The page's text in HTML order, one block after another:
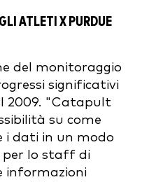
ATLETI X PURDUE
del monitoraggio
significativi
2009. "Catapult
su come
i dati in un modo
per lo staff di
informazioni